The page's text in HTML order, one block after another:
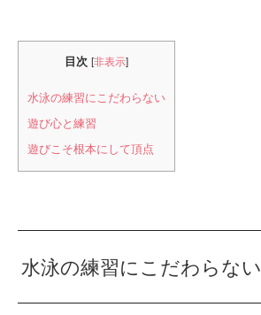
目次 [非表示]
水泳の練習にこだわらない
遊び心と練習
遊びこそ根本にして頂点
水泳の練習にこだわらない